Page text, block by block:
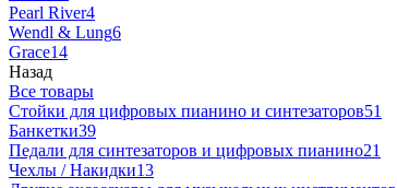
Pearl River4
Wendl & Lung6
Grace14
Назад
Все товары
Стойки для цифровых пианино и синтезаторов51
Банкетки39
Педали для синтезаторов и цифровых пианино21
Чехлы / Накидки13